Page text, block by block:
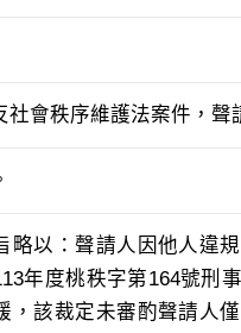
社會秩序維護法案件，聲
略以：聲請人因他人違
年度桃秩字第164號刑
，該裁定未審酌聲請人